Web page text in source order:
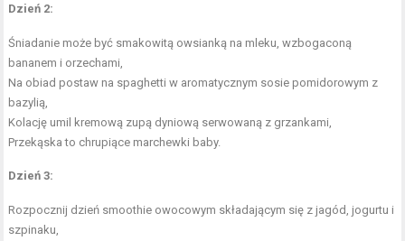
Dzień 2:
Śniadanie może być smakowitą owsianką na mleku, wzbogaconą
bananem i orzechami,
Na obiad postaw na spaghetti w aromatycznym sosie pomidorowym z
bazylią,
Kolację umil kremową zupą dyniową serwowaną z grzankami,
Przekąska to chrupiące marchewki baby.
Dzień 3:
Rozpocznij dzień smoothie owocowym składającym się z jagód, jogurtu i
szpinaku,